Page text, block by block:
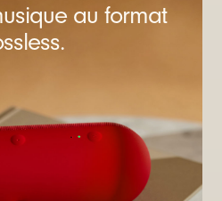
au format